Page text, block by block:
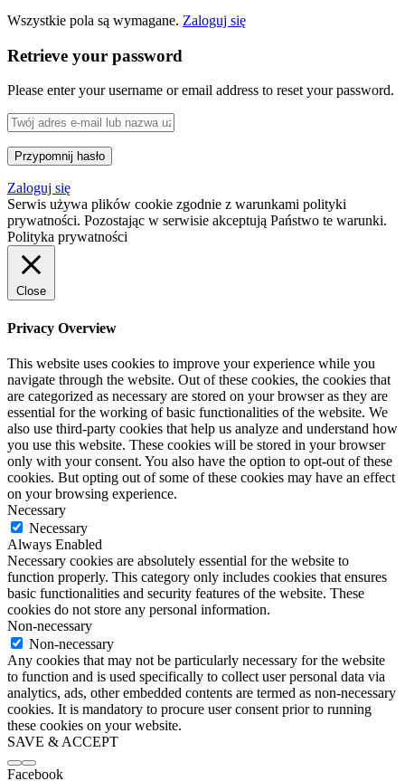
Wszystkie pola są wymagane. Zaloguj się
Retrieve your password
Please enter your username or email address to reset your password.
Zaloguj się
Serwis używa plików cookie zgodnie z warunkami polityki
prywatności. Pozostając w serwisie akceptują Państwo te warunki.
Polityka prywatności
Close
Privacy Overview
This website uses cookies to improve your experience while you
navigate through the website. Out of these cookies, the cookies that
are categorized as necessary are stored on your browser as they are
essential for the working of basic functionalities of the website. We
also use third-party cookies that help us analyze and understand how
you use this website. These cookies will be stored in your browser
only with your consent. You also have the option to opt-out of these
cookies. But opting out of some of these cookies may have an effect
on your browsing experience.
Necessary
Necessary
Always Enabled
Necessary cookies are absolutely essential for the website to
function properly. This category only includes cookies that ensures
basic functionalities and security features of the website. These
cookies do not store any personal information.
Non-necessary
Non-necessary
Any cookies that may not be particularly necessary for the website
to function and is used specifically to collect user personal data via
analytics, ads, other embedded contents are termed as non-necessary
cookies. It is mandatory to procure user consent prior to running
these cookies on your website.
SAVE & ACCEPT
Facebook